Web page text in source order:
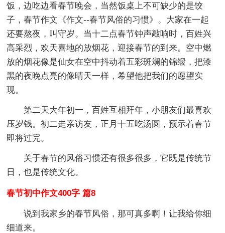
饭，边吃边看春节晚会，当然饭桌上不可缺少的是饺
子，春节作文《作文--春节风俗的习惯》。大家在一起
还要熬夜，叫守岁。当十二点春节钟声敲响时，百姓兴
高采烈，欢天喜地的放烟花，迎接春节的到来。空中燃
放的烟花像是仙女在空中抖动着五彩斑斓的锦缎，把漆
黑的夜晚点亮的像晴天一样，希望他把我们的愿望实
现。
第二天大年初一，百姓互相拜年，小朋友们最喜欢
压岁钱。初二走亲访友，正月十五吃汤圆，预示着春节
即将过完。
关于春节的风俗习惯还有很多很多，它既是传统节
日，也是传统文化。
春节初中作文400字 篇8
说到我家乡的春节风俗，那可真多啊！让我给你细
细道来。